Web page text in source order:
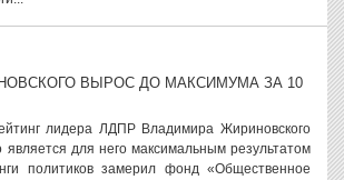
ВЫРОС ДО МАКСИМУМА ЗА 10
лидера ЛДПР Владимира Жириновского
для него максимальным результатом
политиков замерил фонд «Общественное